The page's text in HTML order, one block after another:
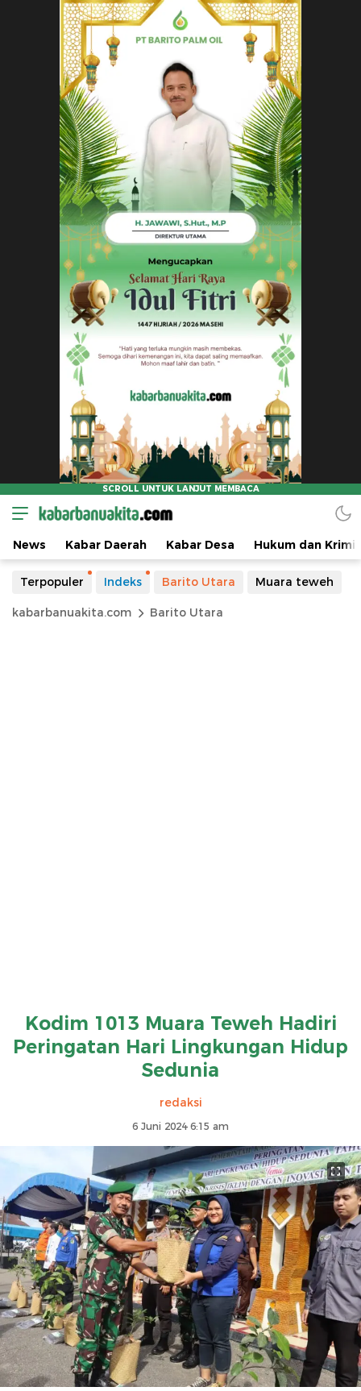
News Kabar Daerah Kabar Desa Hukum dan
Terpopuler Indeks Barito Utara Muara teweh
kabarbanuakita.com Barito Utara
Kodim 1013 Muara Teweh Hadiri
Peringatan Hari Lingkungan Hidup
Sedunia
redaksi
6 Juni 2024 6:15 am